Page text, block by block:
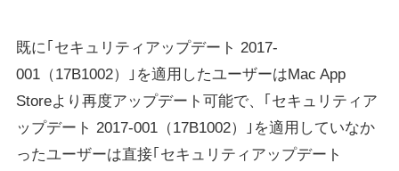
既に｢セキュリティアップデート 2017-
001（17B1002）｣を適用したユーザーはMac App
Storeより再度アップデート可能で、｢セキュリティア
ップデート 2017-001（17B1002）｣を適用していなか
ったユーザーは直接｢セキュリティアップデート